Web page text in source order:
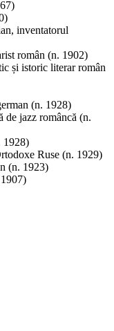
inventatorul
român (n. 1902)
și istoric literar român
(n. 1928)
de jazz româncă (n.
1928)
Ruse (n. 1929)
(n. 1923)